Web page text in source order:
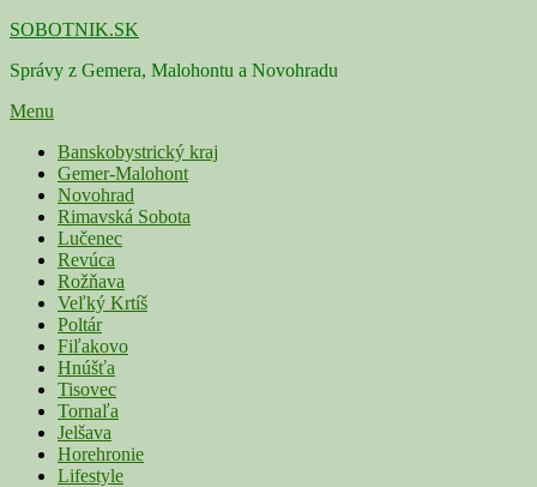
Skip
content
SOBOTNIK.SK
Správy z Gemera, Malohontu a Novohradu
Menu
Primárne
menu
Banskobystrický kraj
Gemer-Malohont
Novohrad
Rimavská Sobota
Lučenec
Revúca
Rožňava
Veľký Krtíš
Poltár
Fiľakovo
Hnúšťa
Tisovec
Tornaľa
Jelšava
Horehronie
Lifestyle